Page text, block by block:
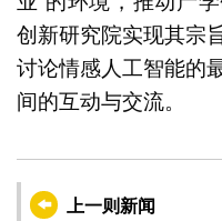
创新研究院实现其宗
讨论情感人工智能的
间的互动与交流。
上一则新闻